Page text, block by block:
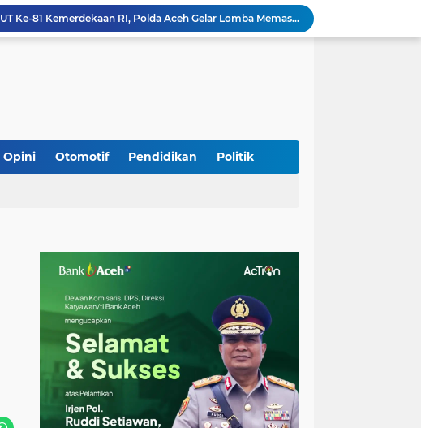
Meriahkan HUT Ke-81 Kemerdekaan RI, Polda Aceh Gelar Lomba Memasak Nasi Goreng dan Aneka Minuman
Babinsa Simpang Tiga Monitoring Harga Sembako, Pastikan Stabilitas dan Ketersediaan Bahan Pokok
Babinsa Lembah Seulawah Perkuat Sinergi dengan Tenaga Pendidik, Tekankan Pencegahan Kenakalan Remaja dan Bahaya Narkoba
Pimpin Upacara Pembaretan 65 Bintara Remaja Brimob, Kapolda Aceh: Baret Adalah Simbol Kehormatan
Opini Otomotif Pendidikan Politik